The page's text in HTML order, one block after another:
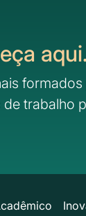
aqui.
formados
trabalho